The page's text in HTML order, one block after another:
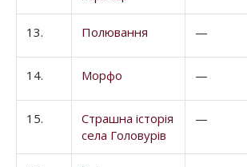
13. Полювання —
14. Морфо —
15.
Страшна історія
села Головурів
—